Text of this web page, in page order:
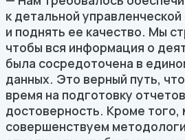
к детальной
и поднять ее качество. Мы
чтобы вся информация о
была сосредоточена в
данных. Это верный путь,
время на подготовку
достоверность. Кроме того,
совершенствуем